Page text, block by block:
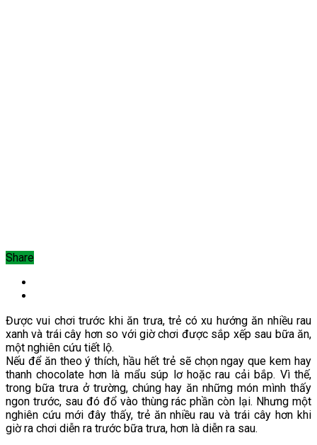
Share
Được vui chơi trước khi ăn trưa, trẻ có xu hướng ăn nhiều rau
xanh và trái cây hơn so với giờ chơi được sắp xếp sau bữa ăn,
một nghiên cứu tiết lộ.
Nếu để ăn theo ý thích, hầu hết trẻ sẽ chọn ngay que kem hay
thanh chocolate hơn là mẩu súp lơ hoặc rau cải bắp. Vì thế,
trong bữa trưa ở trường, chúng hay ăn những món mình thấy
ngon trước, sau đó đổ vào thùng rác phần còn lại. Nhưng một
nghiên cứu mới đây thấy, trẻ ăn nhiều rau và trái cây hơn khi
giờ ra chơi diễn ra trước bữa trưa, hơn là diễn ra sau.